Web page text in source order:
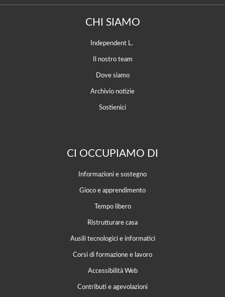
CHI SIAMO
Independent L.
Il nostro team
Dove siamo
Archivio notizie
Sostienici
CI OCCUPIAMO DI
Informazioni e sostegno
Gioco e apprendimento
Tempo libero
Ristrutturare casa
Ausili tecnologici e informatici
Corsi di formazione e lavoro
Accessibilità Web
Contributi e agevolazioni